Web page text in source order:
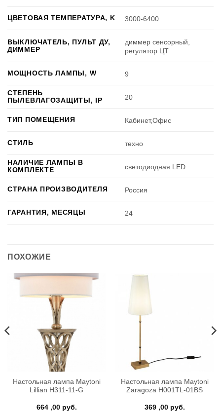
ЦВЕТОВАЯ ТЕМПЕРАТУРА, K 3000-6400
ВЫКЛЮЧАТЕЛЬ, ПУЛЬТ ДУ,
ДИММЕР
диммер сенсорный,
регулятор ЦТ
МОЩНОСТЬ ЛАМПЫ, W 9
СТЕПЕНЬ
ПЫЛЕВЛАГОЗАЩИТЫ, IP
20
ТИП ПОМЕЩЕНИЯ Кабинет,Офис
СТИЛЬ техно
НАЛИЧИЕ ЛАМПЫ В
КОМПЛЕКТЕ
светодиодная LED
СТРАНА ПРОИЗВОДИТЕЛЯ Россия
ГАРАНТИЯ, МЕСЯЦЫ 24
ПОХОЖИЕ
Настольная лампа Maytoni
Lillian H311-11-G
664 ,00 руб.
Настольная лампа Maytoni
Zaragoza H001TL-01BS
369 ,00 руб.